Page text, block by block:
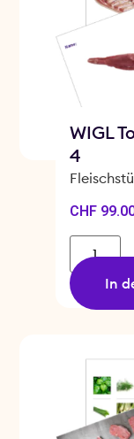
WIGL
4
CHF
In